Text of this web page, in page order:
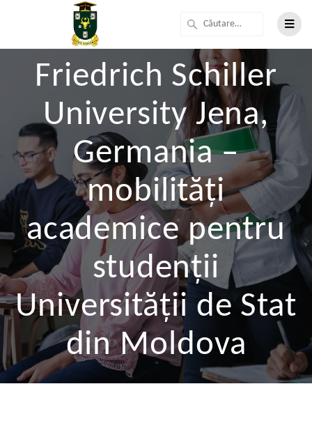
Friedrich Schiller
University Jena,
Germania –
mobilități
academice pentru
studenții
Universității de Stat
din Moldova